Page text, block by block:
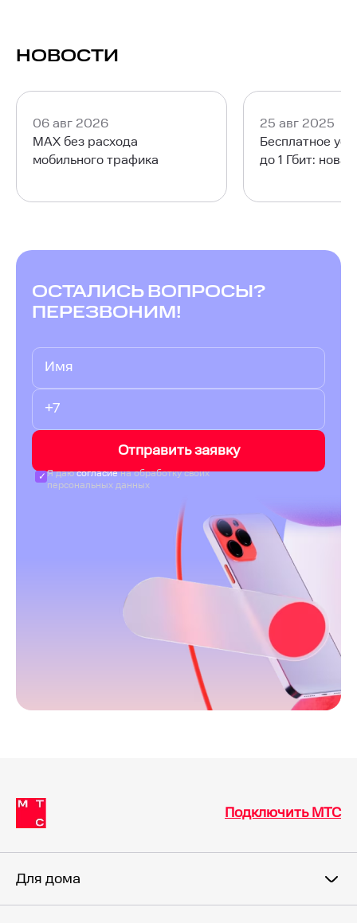
НОВОСТИ
06 авг 2026
MAX без расхода
мобильного трафика
25 авг 2025
Бесплатное
до 1 Гбит:
ОСТАЛИСЬ ВОПРОСЫ?
ПЕРЕЗВОНИМ!
Отправить заявку
Я даюсогласиена обработку своих
персональных данных
Подключить МТС
Для дома